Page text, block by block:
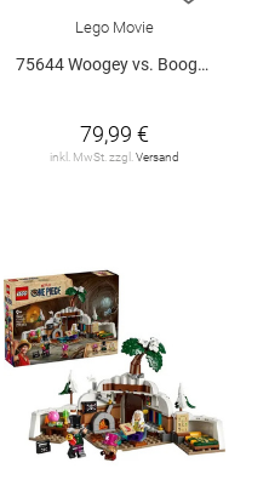
Lego Movie
75644 Woogey vs. Boogey Riesen a.. V29
79,99 €
inkl. MwSt. zzgl. Versand